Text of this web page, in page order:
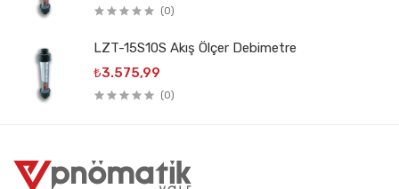
(0)
LZT-15S10S Akış Ölçer Debimetre
₺3.575,99
(0)